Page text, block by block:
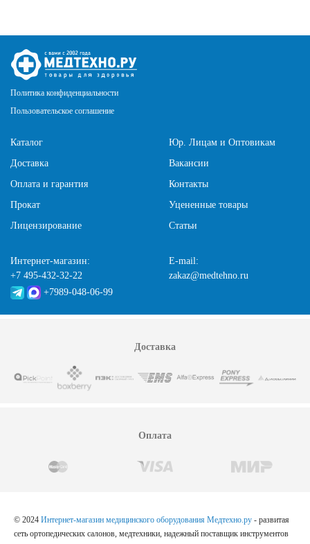
Политика конфиденциальности
Пользовательское соглашение
Каталог
Доставка
Оплата и гарантия
Прокат
Лицензирование
Юр. Лицам и Оптовикам
Вакансии
Контакты
Уцененные товары
Статьи
Интернет-магазин:
+7 495-432-32-22
+7989-048-06-99
E-mail:
zakaz@medtehno.ru
Доставка
Оплата
© 2024 Интернет-магазин медицинского оборудования Медтехно.ру - развитая
сеть ортопедических салонов, медтехники, надежный поставщик инструментов